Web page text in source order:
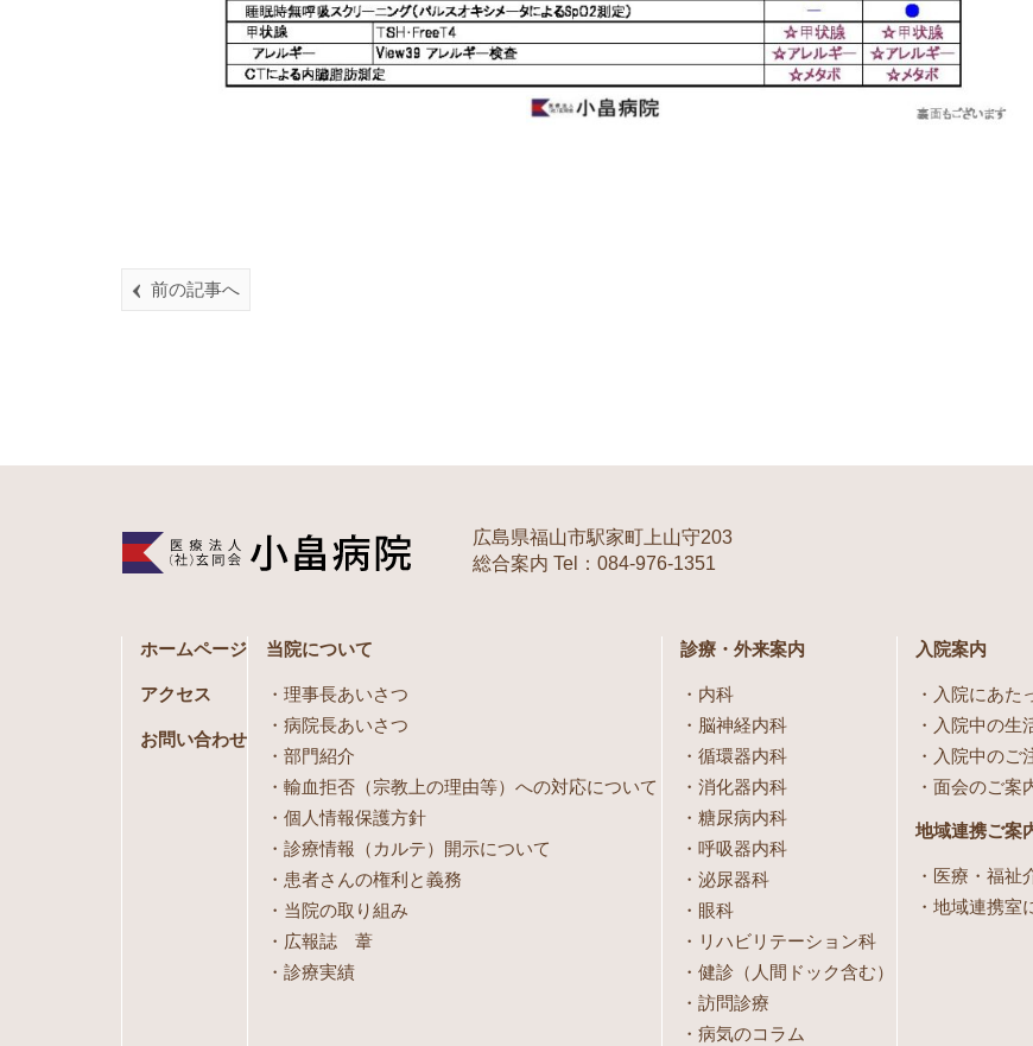
前の記事へ
広島県福山市駅家町上山守203
総合案内 Tel：084-976-1351
ホームページ
アクセス
お問い合わせ
当院について
理事長あいさつ
病院長あいさつ
部門紹介
輸血拒否（宗教上の理由等）への対応について
個人情報保護方針
診療情報（カルテ）開示について
患者さんの権利と義務
当院の取り組み
広報誌 葦
診療実績
診療・外来案内
内科
脳神経内科
循環器内科
消化器内科
糖尿病内科
呼吸器内科
泌尿器科
眼科
リハビリテーション科
健診（人間ドック含む）
訪問診療
病気のコラム
入院案内
入院にあた
入院中の生
入院中のご
面会のご案
地域連携ご案
医療・福祉
地域連携室